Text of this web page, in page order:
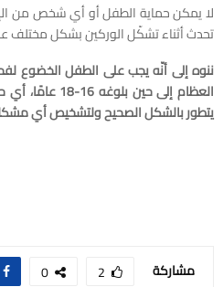
لا يمكن حماية الطفل أو أي شخص من
تحدث أثناء تشكّل الوركين بشكل مختلف
ننوه إلى أنّه يجب على الطفل الخضوع
العظام إلى حين
يتطور بالشكل الصحيح ولتشخيص أي
مشاركة 2
0